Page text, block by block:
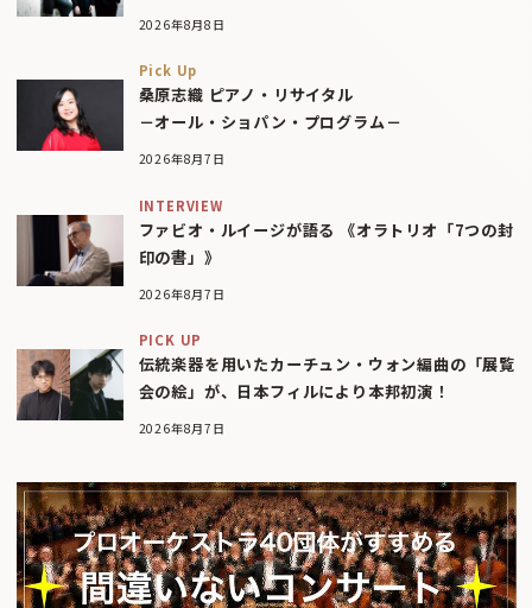
2026年8月8日
Pick Up
桑原志織 ピアノ・リサイタル
－オール・ショパン・プログラム－
2026年8月7日
INTERVIEW
ファビオ・ルイージが語る 《オラトリオ「7つの封
印の書」》
2026年8月7日
PICK UP
伝統楽器を用いたカーチュン・ウォン編曲の「展覧
会の絵」が、日本フィルにより本邦初演！
2026年8月7日